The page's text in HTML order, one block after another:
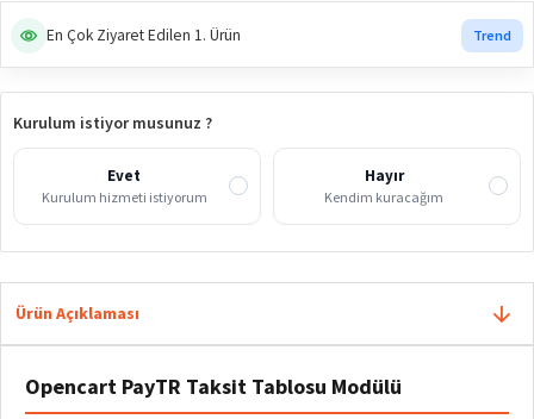
En Çok Ziyaret Edilen 1. Ürün Trend
Kurulum istiyor musunuz ?
Evet
Kurulum hizmeti istiyorum
Hayır
Kendim kuracağım
Ürün Açıklaması
Opencart PayTR Taksit Tablosu Modülü